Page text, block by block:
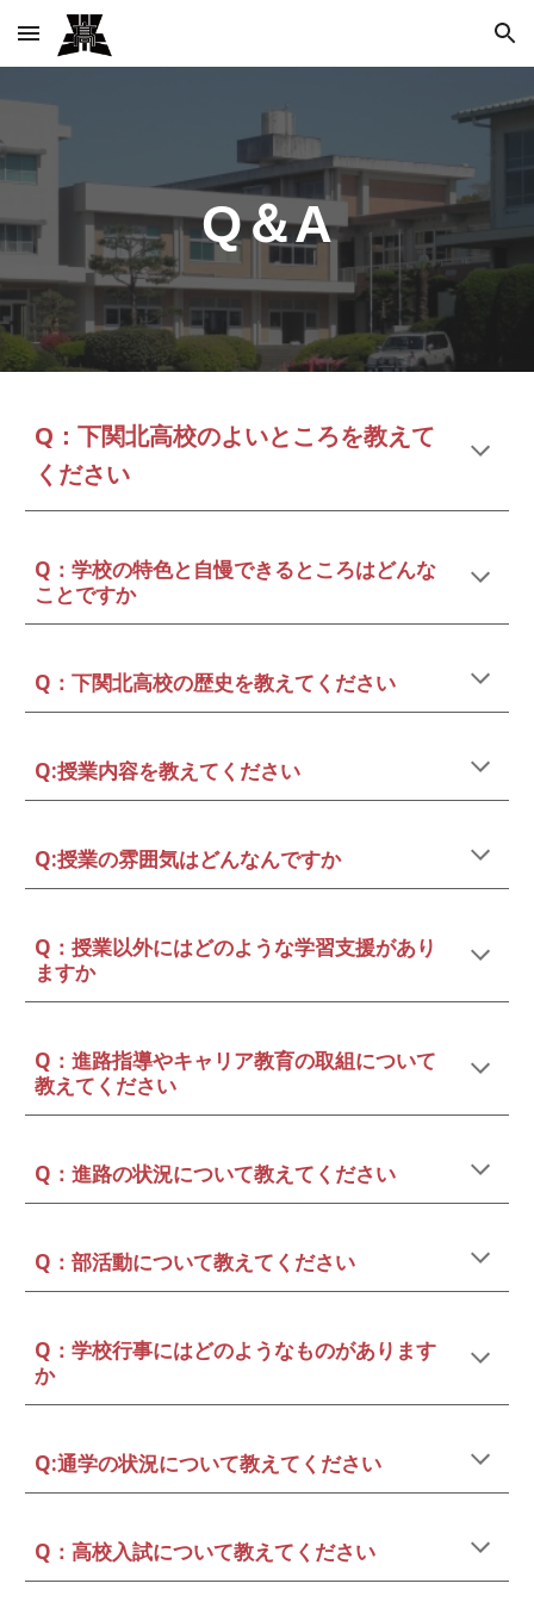
Skip to main content Skip to navigation
Q＆A
Q：下関北高校のよいところを教えて
ください
Q：学校の特色と自慢できるところはどんな
ことですか
Q：下関北高校の歴史を教えてください
Q:授業内容を教えてください
Q:授業の雰囲気はどんなんですか
Q：授業以外にはどのような学習支援があり
ますか
Q：進路指導やキャリア教育の取組について
教えてください
Q：進路の状況について教えてください
Q：部活動について教えてください
Q：学校行事にはどのようなものがあります
か
Q:通学の状況について教えてください
Q：高校入試について教えてください